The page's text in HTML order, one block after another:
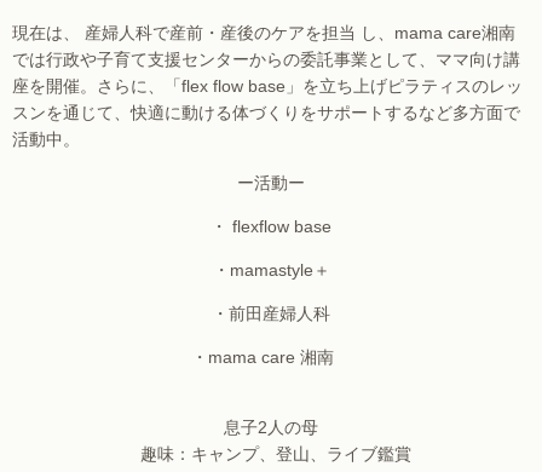
現在は、 産婦人科で産前・産後のケアを担当 し、mama care湘南
では行政や子育て支援センターからの委託事業として、ママ向け講
座を開催。さらに、「flex flow base」を立ち上げピラティスのレッ
スンを通じて、快適に動ける体づくりをサポートするなど多方面で
活動中。
ー活動ー
・ flexflow base
・mamastyle＋
・前田産婦人科
・mama care 湘南
息子2人の母
趣味：キャンプ、登山、ライブ鑑賞